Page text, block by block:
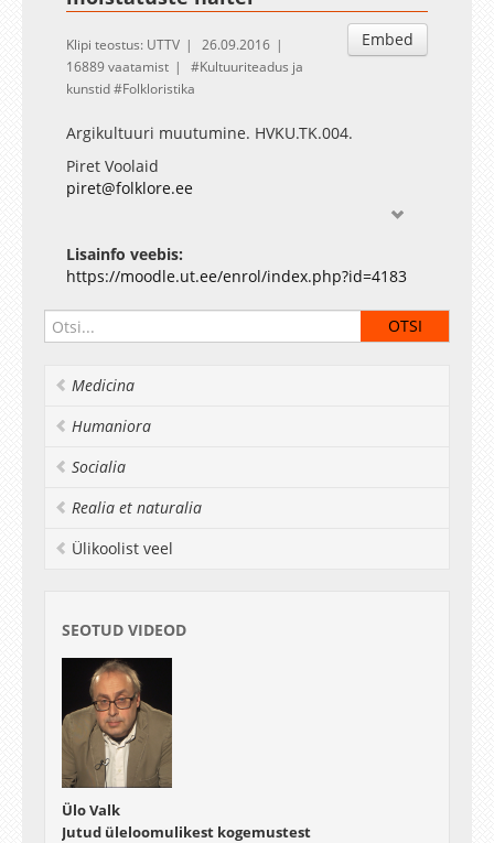
Embed
Klipi teostus: UTTV
26.09.2016
16889 vaatamist
Kultuuriteadus ja
kunstid
Folkloristika
Argikultuuri muutumine. HVKU.TK.004.
Piret Voolaid
piret@folklore.ee
Lisainfo veebis:
https://moodle.ut.ee/enrol/index.php?id=4183
Medicina
Humaniora
Socialia
Realia et naturalia
Ülikoolist veel
SEOTUD VIDEOD
Ülo Valk
Jutud üleloomulikest kogemustest